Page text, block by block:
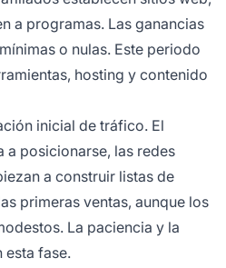
a programas. Las ganancias
o nulas. Este periodo
hosting y contenido
inicial de tráfico. El
a posicionarse, las redes
a construir listas de
primeras ventas, aunque los
La paciencia y la
esta fase.